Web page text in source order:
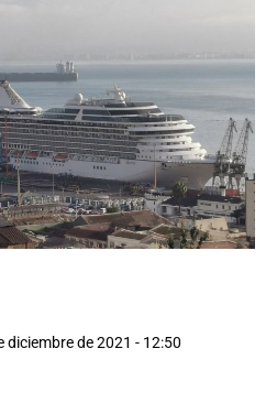
diciembre de 2021 - 12:50